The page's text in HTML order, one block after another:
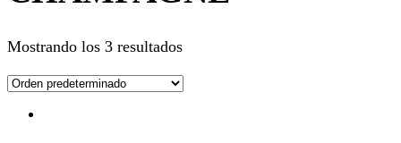
Mostrando los 3 resultados